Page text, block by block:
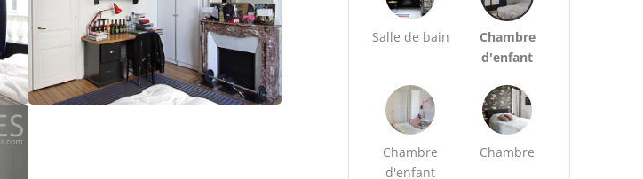
Salle de bain
Chambre
d'enfant
Chambre
d'enfant
Chambre